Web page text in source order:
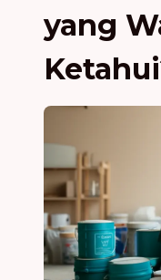
yang